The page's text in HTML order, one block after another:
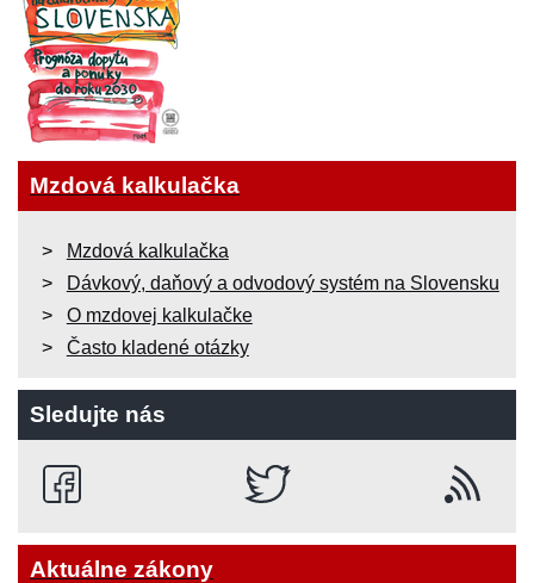
Mzdová kalkulačka
Mzdová kalkulačka
Dávkový, daňový a odvodový systém na Slovensku
O mzdovej kalkulačke
Často kladené otázky
Sledujte nás
Aktuálne zákony